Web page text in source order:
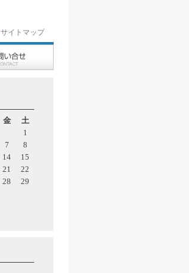
サイトマップ
金 土
1
7
8
14
15
21
22
28
29